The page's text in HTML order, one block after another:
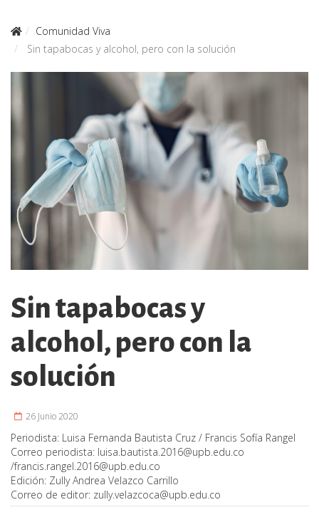
Comunidad Viva
Sin tapabocas y alcohol, pero con la solución
Sin tapabocas y
alcohol, pero con la
solución
26 Junio 2020
Periodista: Luisa Fernanda Bautista Cruz / Francis Sofía Rangel
Correo periodista: luisa.bautista.2016@upb.edu.co
/francis.rangel.2016@upb.edu.co
Edición: Zully Andrea Velazco Carrillo
Correo de editor: zully.velazcoca@upb.edu.co